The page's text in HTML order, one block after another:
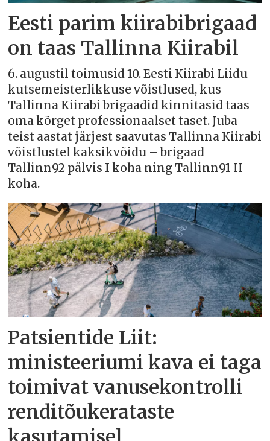
Eesti parim kiirabibrigaad
on taas Tallinna Kiirabil
6. augustil toimusid 10. Eesti Kiirabi Liidu
kutsemeisterlikkuse võistlused, kus
Tallinna Kiirabi brigaadid kinnitasid taas
oma kõrget professionaalset taset. Juba
teist aastat järjest saavutas Tallinna Kiirabi
võistlustel kaksikvõidu – brigaad
Tallinn92 pälvis I koha ning Tallinn91 II
koha.
Patsientide Liit:
ministeeriumi kava ei taga
toimivat vanusekontrolli
renditõukerataste